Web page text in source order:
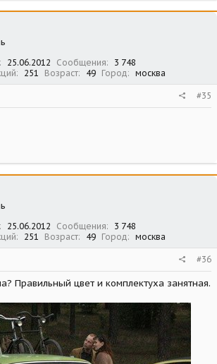
25.06.2012 Сообщения
3 748
251 Возраст 49 Город москва
#35
25.06.2012 Сообщения
3 748
251 Возраст 49 Город москва
#36
Правильный цвет и комплектуха занятная.